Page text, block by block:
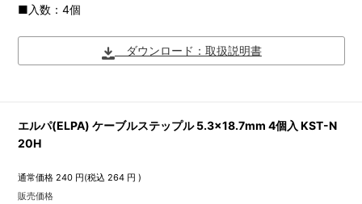
■入数：4個
ダウンロード：取扱説明書
エルパ(ELPA) ケーブルステップル 5.3×18.7mm 4個入 KST-N
20H
通常価格 240 円(税込 264 円 )
販売価格